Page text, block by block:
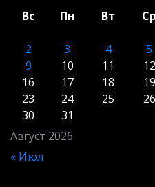
Август 2026
Вс Пн Вт Ср
2
3 4 5
9
10 11 12
16
17 18 19
23
24 25 26
30
31
« Июл